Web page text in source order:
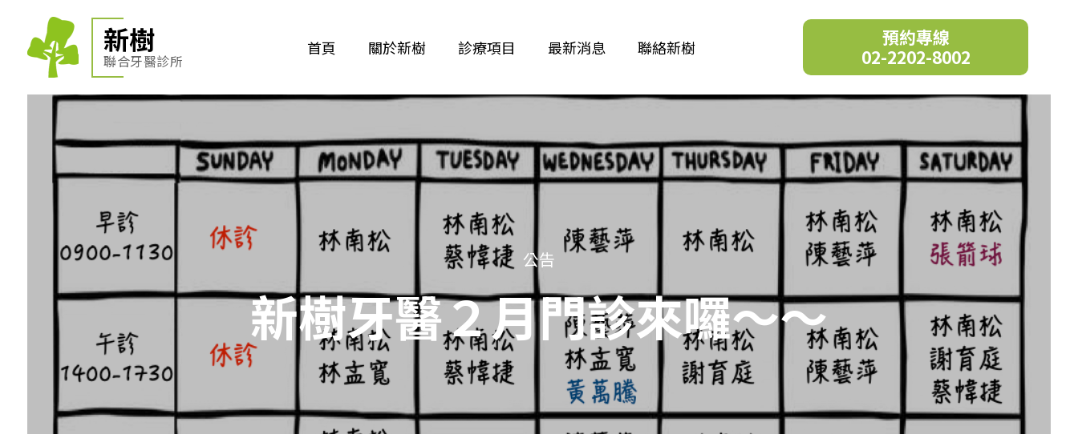
新樹
聯合牙醫診所
首頁 關於新樹 診療項目 最新消息 聯絡新樹
預約專線
02-2202-8002
公告
新樹牙醫２月門診來囉～～